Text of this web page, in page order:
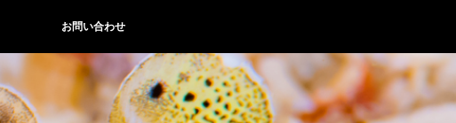
お問い合わせ